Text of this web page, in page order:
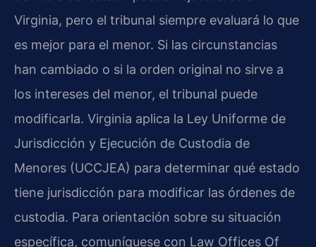
Virginia, pero el tribunal siempre evaluará lo que
es mejor para el menor. Si las circunstancias
han cambiado o si la orden original no sirve a
los intereses del menor, el tribunal puede
modificarla. Virginia aplica la Ley Uniforme de
Jurisdicción y Ejecución de Custodia de
Menores (UCCJEA) para determinar qué estado
tiene jurisdicción para modificar las órdenes de
custodia. Para orientación sobre su situación
específica, comuníquese con Law Offices Of